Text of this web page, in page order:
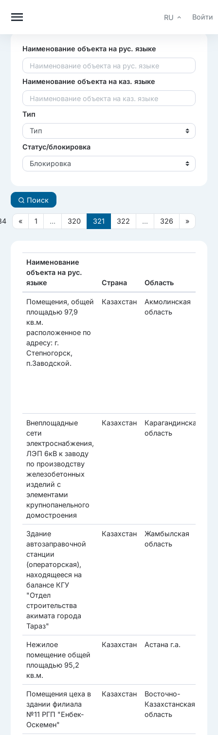
RU Войти
Наименование объекта на рус. языке
Наименование объекта на каз. языке
Тип
Тип
Статус/блокировка
Блокировка
Поиск
« 1 ... 320 321 322 ... 326 »
Наименование
объекта на рус.
языке
Страна Область
Помещения, общей
площадью 97,9
кв.м.
расположенное по
адресу: г.
Степногорск,
п.Заводской.
Казахстан
Акмолинская
область
Внеплощадные
сети
электроснабжения,
ЛЭП 6кВ к заводу
по производству
железобетонных
изделий с
элементами
крупнопанельного
домостроения
Казахстан
Карагандинская
область
Здание
автозаправочной
станции
(операторская),
находящееся на
балансе КГУ
"Отдел
строительства
акимата города
Тараз"
Казахстан
Жамбылская
область
Нежилое
помещение общей
площадью 95,2
кв.м.
Казахстан Астана г.а.
Помещения цеха в
здании филиала
№11 РГП "Енбек-
Оскемен"
Казахстан
Восточно-
Казахстанская
область